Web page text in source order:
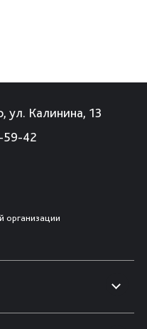
ул. Калинина, 13
59-42
организации